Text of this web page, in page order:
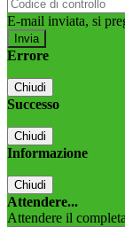
E-mail inviata, si
Errore
Chiudi
Successo
Chiudi
Informazione
Chiudi
Attendere...
Attendere il